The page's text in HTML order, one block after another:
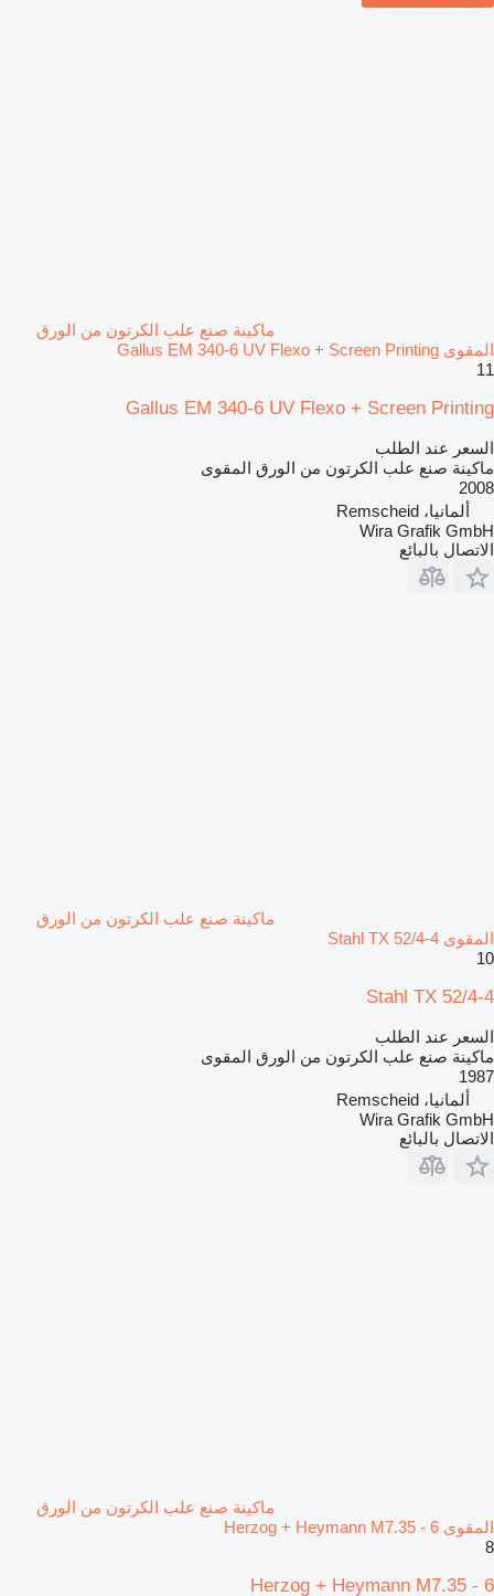
ماكينة صنع علب الكرتون من الورق
المقوى Gallus EM 340-6 UV Flexo + Screen Printing
11
Gallus EM 340-6 UV Flexo + Screen Printing
السعر عند الطلب
ماكينة صنع علب الكرتون من الورق المقوى
2008
ألمانيا، Remscheid
Wira Grafik GmbH
الاتصال بالبائع
ماكينة صنع علب الكرتون من الورق
المقوى Stahl TX 52/4-4
10
Stahl TX 52/4-4
السعر عند الطلب
ماكينة صنع علب الكرتون من الورق المقوى
1987
ألمانيا، Remscheid
Wira Grafik GmbH
الاتصال بالبائع
ماكينة صنع علب الكرتون من الورق
المقوى Herzog + Heymann M7.35 - 6
8
Herzog + Heymann M7.35 - 6